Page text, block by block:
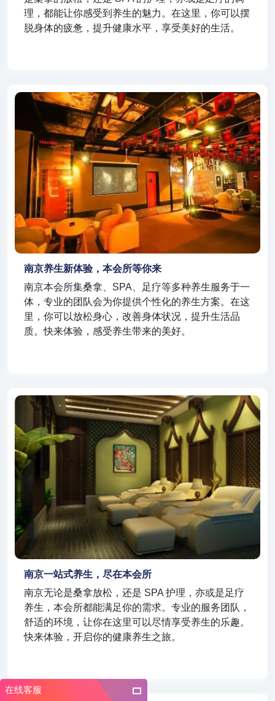
在线客服
理，都能让你感受到养生的魅力。在这里，你可以摆
脱身体的疲惫，提升健康水平，享受美好的生活。
南京养生新体验，本会所等你来
南京本会所集桑拿、SPA、足疗等多种养生服务于一
体，专业的团队会为你提供个性化的养生方案。在这
里，你可以放松身心，改善身体状况，提升生活品
质。快来体验，感受养生带来的美好。
南京一站式养生，尽在本会所
南京无论是桑拿放松，还是 SPA 护理，亦或是足疗
养生，本会所都能满足你的需求。专业的服务团队，
舒适的环境，让你在这里可以尽情享受养生的乐趣。
快来体验，开启你的健康养生之旅。